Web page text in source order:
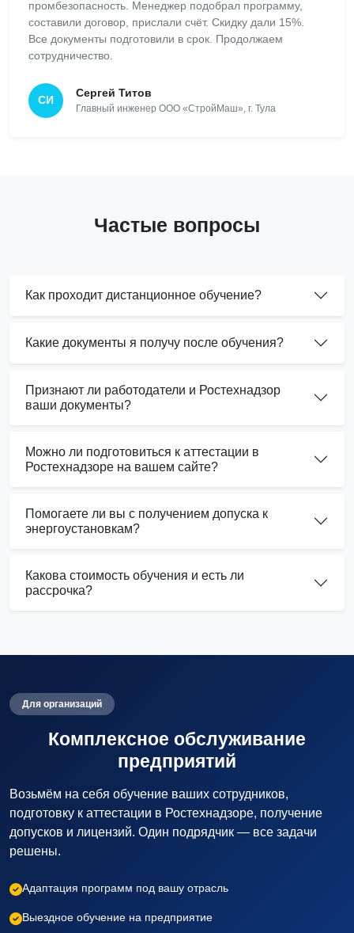
промбезопасность. Менеджер подобрал программу,
составили договор, прислали счёт. Скидку дали 15%.
Все документы подготовили в срок. Продолжаем
сотрудничество.
СИ
Сергей Титов
Главный инженер ООО «СтройМаш», г. Тула
Частые вопросы
Как проходит дистанционное обучение?
Какие документы я получу после обучения?
Признают ли работодатели и Ростехнадзор
ваши документы?
Можно ли подготовиться к аттестации в
Ростехнадзоре на вашем сайте?
Помогаете ли вы с получением допуска к
энергоустановкам?
Какова стоимость обучения и есть ли
рассрочка?
Для организаций
Комплексное обслуживание
предприятий
Возьмём на себя обучение ваших сотрудников,
подготовку к аттестации в Ростехнадзоре, получение
допусков и лицензий. Один подрядчик — все задачи
решены.
Адаптация программ под вашу отрасль
Выездное обучение на предприятие